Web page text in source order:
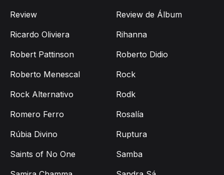
Review
Review de Álbum
Ricardo Oliviera
Rihanna
Robert Pattinson
Roberto Didio
Roberto Menescal
Rock
Rock Alternativo
Rodk
Romero Ferro
Rosalía
Rúbia Divino
Ruptura
Saints of No One
Samba